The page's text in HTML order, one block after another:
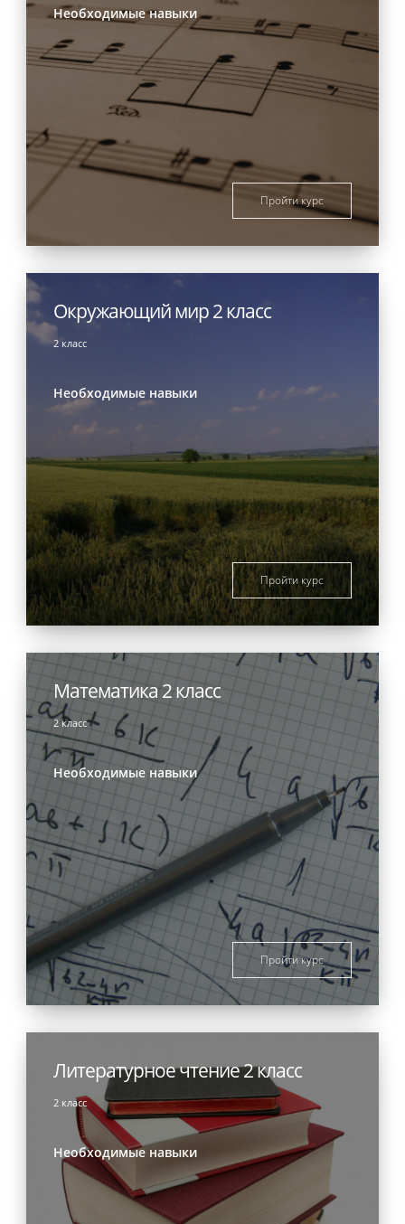
Необходимые навыки
Пройти курс
Окружающий мир 2 класс
2 класс
Необходимые навыки
Пройти курс
Математика 2 класс
2 класс
Необходимые навыки
Пройти курс
Литературное чтение 2 класс
2 класс
Необходимые навыки